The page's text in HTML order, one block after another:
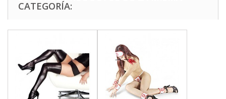
CATEGORÍA: